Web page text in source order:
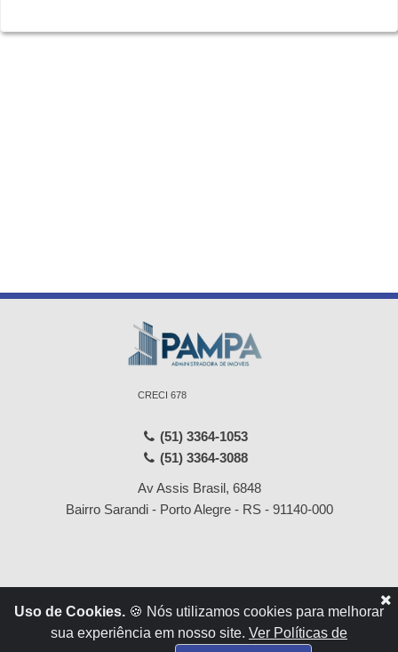
CRECI 678
(51) 3364-1053
(51) 3364-3088
Av Assis Brasil, 6848
Bairro Sarandi - Porto Alegre - RS - 91140-000
Vendas
Uso de Cookies. 🍪 Nós utilizamos cookies para melhorar
sua experiência em nosso site. Ver Políticas de